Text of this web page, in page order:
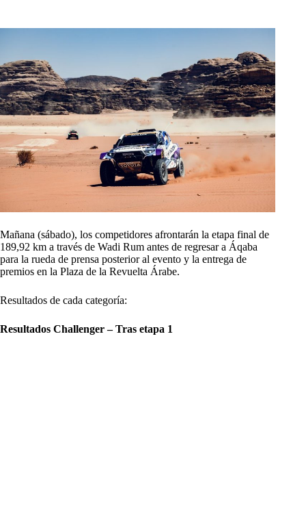
Mañana (sábado), los competidores afrontarán la etapa final de
189,92 km a través de Wadi Rum antes de regresar a Áqaba
para la rueda de prensa posterior al evento y la entrega de
premios en la Plaza de la Revuelta Árabe.
Resultados de cada categoría:
Resultados Challenger – Tras etapa 1